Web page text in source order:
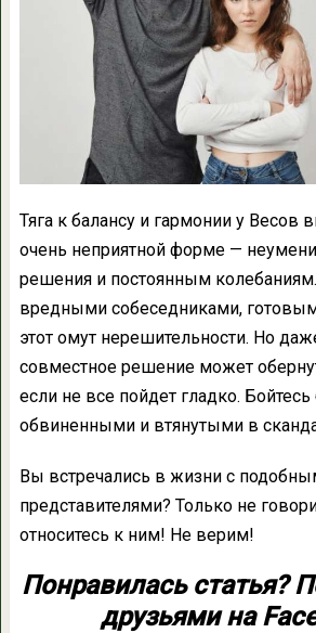
Тяга к балансу и гармонии у Весов
очень неприятной форме —
решения и постоянным
вредными собеседниками,
этот омут нерешительности. Но
совместное решение может
если не все пойдет гладко.
обвиненными и втянутыми в
Вы встречались в жизни с
представителями? Только не
относитесь к ним! Не верим!
Понравилась статья?
друзьями на